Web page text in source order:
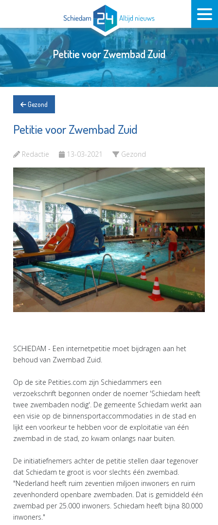
Petitie voor Zwembad Zuid
Gezond
Petitie voor Zwembad Zuid
Redactie 13-03-2021 Gezond
SCHIEDAM - Een internetpetitie moet bijdragen aan het
behoud van Zwembad Zuid.
Op de site Petities.com zijn Schiedammers een
verzoekschrift begonnen onder de noemer 'Schiedam heeft
twee zwembaden nodig'. De gemeente Schiedam werkt aan
een visie op de binnensportaccommodaties in de stad en
lijkt een voorkeur te hebben voor de exploitatie van één
zwembad in de stad, zo kwam onlangs naar buiten.
De initiatiefnemers achter de petitie stellen daar tegenover
dat Schiedam te groot is voor slechts één zwembad.
"Nederland heeft ruim zeventien miljoen inwoners en ruim
zevenhonderd openbare zwembaden. Dat is gemiddeld één
zwembad per 25.000 inwoners. Schiedam heeft bijna 80.000
inwoners."